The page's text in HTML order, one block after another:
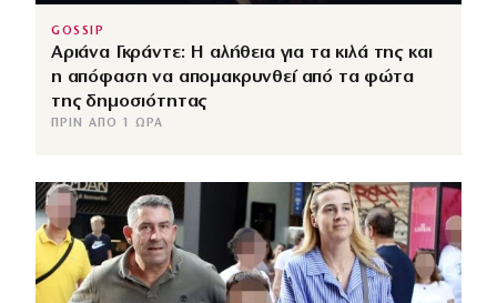
GOSSIP
Αριάνα Γκράντε: Η αλήθεια για τα κιλά της και
η απόφαση να απομακρυνθεί από τα φώτα
της δημοσιότητας
ΠΡΙΝ ΑΠΌ 1 ΏΡΑ